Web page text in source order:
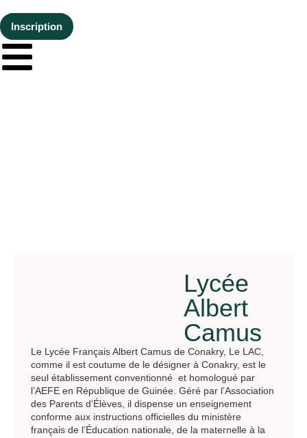
Inscription
Lycée
Albert
Camus
Le Lycée Français Albert Camus de Conakry, Le LAC,
comme il est coutume de le désigner à Conakry, est le
seul établissement conventionné et homologué par
l’AEFE en République de Guinée. Géré par l’Association
des Parents d’Élèves, il dispense un enseignement
conforme aux instructions officielles du ministère
français de l’Éducation nationale, de la maternelle à la